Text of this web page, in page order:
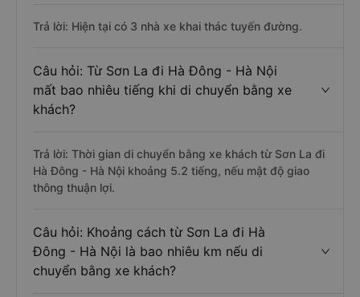
Trả lời: Hiện tại có 3 nhà xe khai thác tuyến đường.
Câu hỏi: Từ Sơn La đi Hà Đông - Hà Nội
mất bao nhiêu tiếng khi di chuyển bằng xe
khách?
Trả lời: Thời gian di chuyển bằng xe khách từ Sơn La đi
Hà Đông - Hà Nội khoảng 5.2 tiếng, nếu mật độ giao
thông thuận lợi.
Câu hỏi: Khoảng cách từ Sơn La đi Hà
Đông - Hà Nội là bao nhiêu km nếu di
chuyển bằng xe khách?